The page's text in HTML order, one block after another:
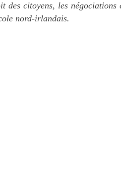
des citoyens, les négociations
nord-irlandais.